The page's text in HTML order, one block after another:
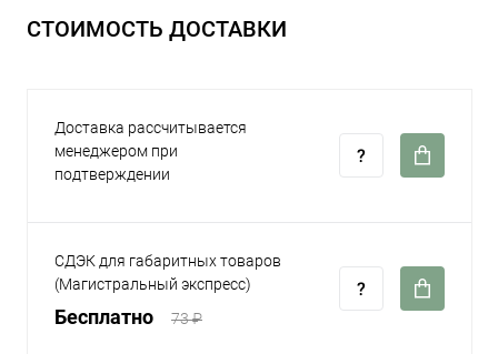
СТОИМОСТЬ ДОСТАВКИ
Доставка рассчитывается
менеджером при
подтверждении
СДЭК для габаритных товаров
(Магистральный экспресс)
Бесплатно 73 ₽